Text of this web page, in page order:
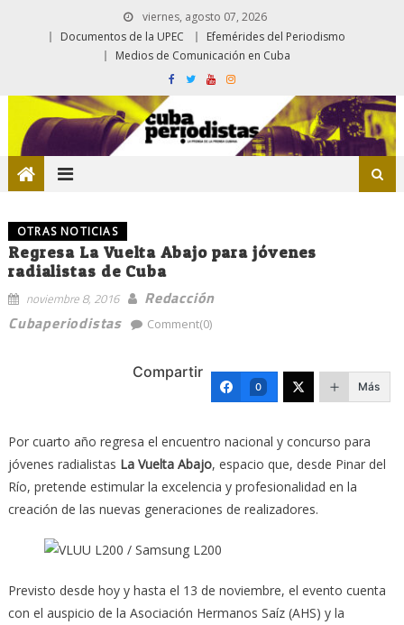
viernes, agosto 07, 2026
Documentos de la UPEC
Efemérides del Periodismo
Medios de Comunicación en Cuba
OTRAS NOTICIAS
Regresa La Vuelta Abajo para jóvenes
radialistas de Cuba
noviembre 8, 2016
Redacción
Cubaperiodistas
Comment(0)
Compartir
0 Más
Por cuarto año regresa el encuentro nacional y concurso para
jóvenes radialistas La Vuelta Abajo, espacio que, desde Pinar del
Río, pretende estimular la excelencia y profesionalidad en la
creación de las nuevas generaciones de realizadores.
Previsto desde hoy y hasta el 13 de noviembre, el evento cuenta
con el auspicio de la Asociación Hermanos Saíz (AHS) y la